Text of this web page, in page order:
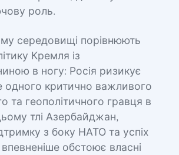
роль.
середовищі порівнюють
Кремля із
в ногу: Росія ризикує
одного критично важливого
та геополітичного гравця в
тлі Азербайджан,
з боку НАТО та успіх
обстоює власні